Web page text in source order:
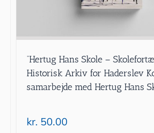
”Hertug Hans Skole –
Historisk Arkiv for Haderslev
samarbejde med Hertug Hans
kr. 50.00